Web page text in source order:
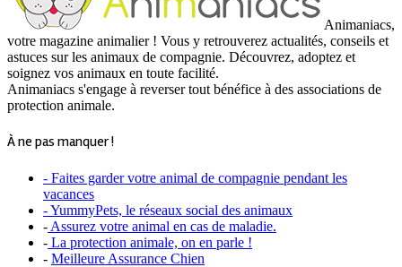
Animaniacs,
votre magazine animalier ! Vous y retrouverez actualités, conseils et
astuces sur les animaux de compagnie. Découvrez, adoptez et
soignez vos animaux en toute facilité.
Animaniacs s'engage à reverser tout bénéfice à des associations de
protection animale.
À ne pas manquer !
- Faites garder votre animal de compagnie pendant les
vacances
- YummyPets, le réseaux social des animaux
- Assurez votre animal en cas de maladie.
- La protection animale, on en parle !
- Meilleure Assurance Chien